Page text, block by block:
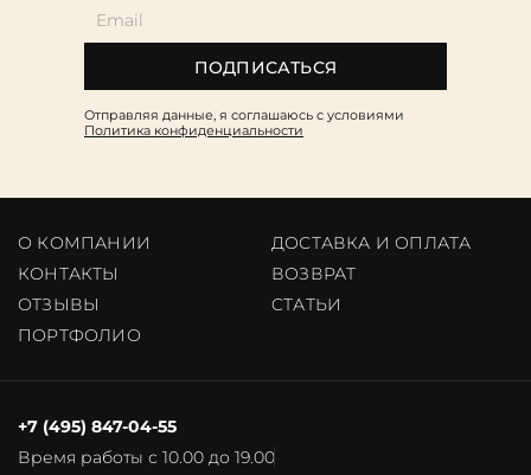
ПОДПИСАТЬСЯ
Отправляя данные, я соглашаюсь c условиями
Политика конфиденциальности
О КОМПАНИИ
ДОСТАВКА И ОПЛАТА
КОНТАКТЫ
ВОЗВРАТ
ОТЗЫВЫ
CТАТЬИ
ПОРТФОЛИО
Время работы с 10.00 до 19.00
+7 (495) 847-04-55